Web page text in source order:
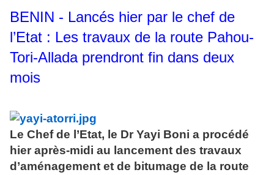
BENIN - Lancés hier par le chef de
l’Etat : Les travaux de la route Pahou-
Tori-Allada prendront fin dans deux
mois
Le Chef de l’Etat, le Dr Yayi Boni a procédé
hier après-midi au lancement des travaux
d’aménagement et de bitumage de la route